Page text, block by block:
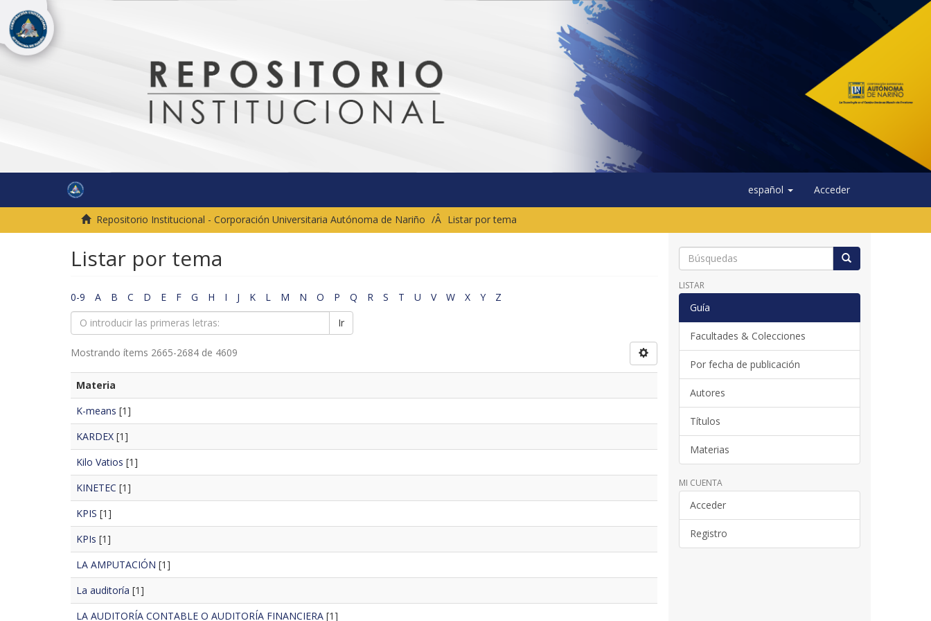
español Acceder
Repositorio Institucional - Corporación Universitaria Autónoma de Nariño Listar por tema
Listar por tema
0-9 A B C D E F G H I J K L M N O P Q R S T U V W X Y
Z
Ir
Mostrando ítems 2665-2684 de 4609
Materia
K-means [1]
KARDEX [1]
Kilo Vatios [1]
KINETEC [1]
KPIS [1]
KPIs [1]
LA AMPUTACIÓN [1]
La auditoría [1]
LA AUDITORÍA CONTABLE O AUDITORÍA FINANCIERA [1]
LISTAR
Guía
Facultades & Colecciones
Por fecha de publicación
Autores
Títulos
Materias
MI CUENTA
Acceder
Registro